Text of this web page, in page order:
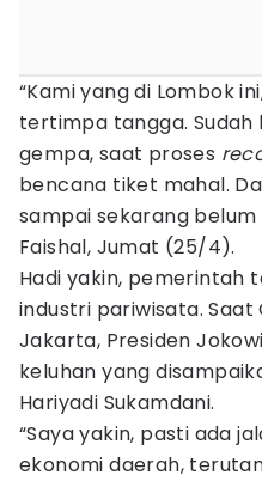
“Kami yang di Lombok
tertimpa tangga. Sudah
gempa, saat proses
bencana tiket mahal.
sampai sekarang belum
Faishal, Jumat (25/4).
Hadi yakin, pemerintah
industri pariwisata. Saat
Jakarta, Presiden
keluhan yang
Hariyadi Sukamdani.
“Saya yakin, pasti ada
ekonomi daerah,